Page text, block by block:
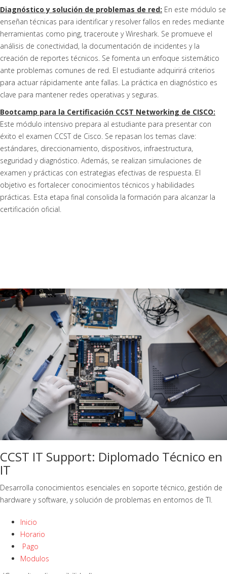
Diagnóstico y solución de problemas de red: En este módulo se
enseñan técnicas para identificar y resolver fallos en redes mediante
herramientas como ping, traceroute y Wireshark. Se promueve el
análisis de conectividad, la documentación de incidentes y la
creación de reportes técnicos. Se fomenta un enfoque sistemático
ante problemas comunes de red. El estudiante adquirirá criterios
para actuar rápidamente ante fallas. La práctica en diagnóstico es
clave para mantener redes operativas y seguras.
Bootcamp para la Certificación CCST Networking de CISCO:
Este módulo intensivo prepara al estudiante para presentar con
éxito el examen CCST de Cisco. Se repasan los temas clave:
estándares, direccionamiento, dispositivos, infraestructura,
seguridad y diagnóstico. Además, se realizan simulaciones de
examen y prácticas con estrategias efectivas de respuesta. El
objetivo es fortalecer conocimientos técnicos y habilidades
prácticas. Esta etapa final consolida la formación para alcanzar la
certificación oficial.
CCST IT Support: Diplomado Técnico en
IT
Desarrolla conocimientos esenciales en soporte técnico, gestión de
hardware y software, y solución de problemas en entornos de TI.
Inicio
Horario
Pago
Modulos